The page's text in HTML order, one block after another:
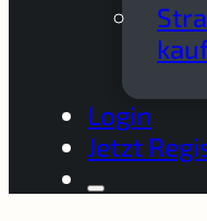
Login
Jetzt